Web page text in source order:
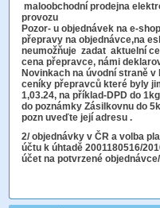
maloobchodní prodejna
Pozor- u objednávek na e-
přepravy na objednávce,na
neumožňuje zadat aktuelní
cena přepravce, námi
Novinkach na úvodní straně v
ceníky přepravců které byly
1,03.24, na příklad-DPD do
do poznámky Zásilkovnu do
pozn uveďte její adresu .
2/ objednávky v ČR a volba
účtu k úhtadě 2001180516/
účet na potvrzené objednávce/